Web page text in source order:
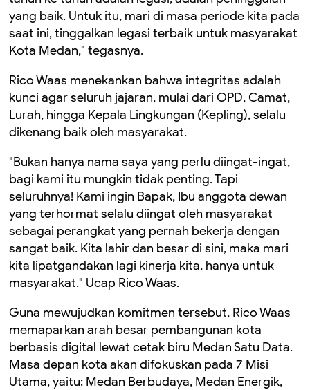
yang baik. Untuk itu, mari di masa periode kita pada
saat ini, tinggalkan legasi terbaik untuk masyarakat
Kota Medan," tegasnya.
Rico Waas menekankan bahwa integritas adalah
kunci agar seluruh jajaran, mulai dari OPD, Camat,
Lurah, hingga Kepala Lingkungan (Kepling), selalu
dikenang baik oleh masyarakat.
"Bukan hanya nama saya yang perlu diingat-ingat,
bagi kami itu mungkin tidak penting. Tapi
seluruhnya! Kami ingin Bapak, Ibu anggota dewan
yang terhormat selalu diingat oleh masyarakat
sebagai perangkat yang pernah bekerja dengan
sangat baik. Kita lahir dan besar di sini, maka mari
kita lipatgandakan lagi kinerja kita, hanya untuk
masyarakat." Ucap Rico Waas.
Guna mewujudkan komitmen tersebut, Rico Waas
memaparkan arah besar pembangunan kota
berbasis digital lewat cetak biru Medan Satu Data.
Masa depan kota akan difokuskan pada 7 Misi
Utama, yaitu: Medan Berbudaya, Medan Energik,